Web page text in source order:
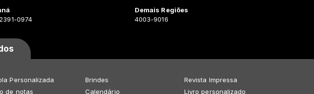
0974
Demais Regiões
4003-9016
Personalizada
de notas
Brindes
Calendário
Revista Impressa
Livro personalizado